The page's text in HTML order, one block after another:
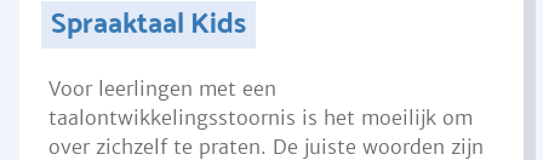
Spraaktaal Kids
Voor leerlingen met een
taalontwikkelingsstoornis is het moeilijk om
over zichzelf te praten. De juiste woorden zijn